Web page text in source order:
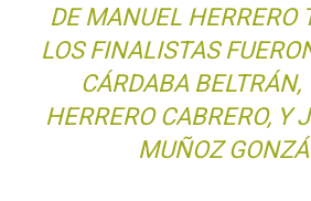
DE MANUEL HERRERO
LOS FINALISTAS
CÁRDABA
HERRERO CABRERO, Y
MUÑOZ